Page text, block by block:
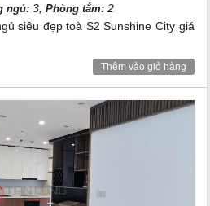
ngủ: 3,Phòng tắm: 2
siêu đẹp toà S2 Sunshine City giá
Thêm vào giỏ hàng